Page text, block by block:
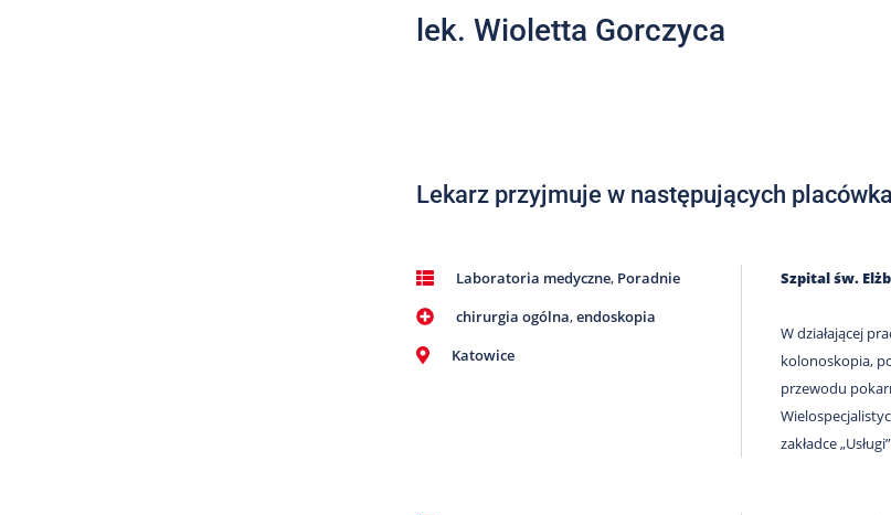
lek. Wioletta Gorczyca
Lekarz przyjmuje w następujących
Laboratoria medyczne, Poradnie
chirurgia ogólna,endoskopia
Katowice
Szpital św.
W działającej
kolonoskopia,
przewodu
zakładce